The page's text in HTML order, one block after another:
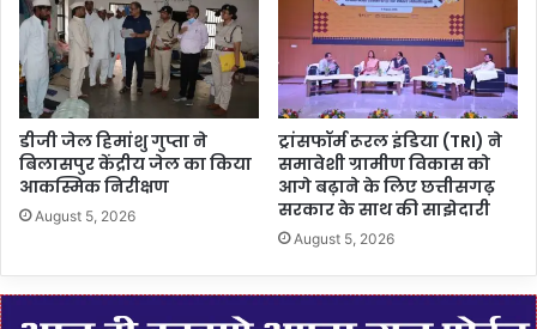
डीजी जेल हिमांशु गुप्ता ने
बिलासपुर केंद्रीय जेल का किया
आकस्मिक निरीक्षण
August 5, 2026
ट्रांसफॉर्म रूरल इंडिया (TRI) ने
समावेशी ग्रामीण विकास को
आगे बढ़ाने के लिए छत्तीसगढ़
सरकार के साथ की साझेदारी
August 5, 2026